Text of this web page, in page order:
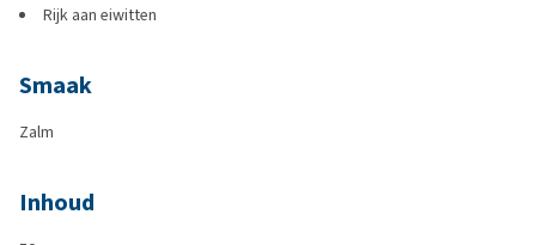
Rijk aan eiwitten
Smaak
Zalm
Inhoud